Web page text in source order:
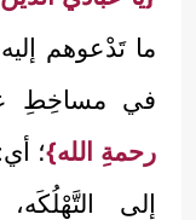
ما تَدْعوهم
في مساخِطِ
رحمةِ الله}؛
إلى